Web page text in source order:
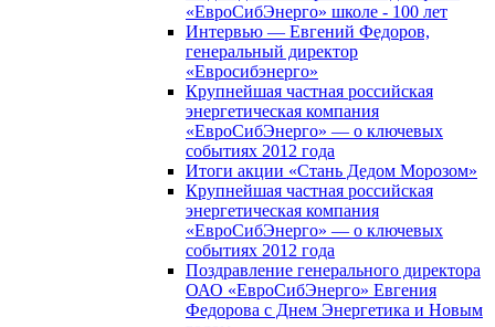
«ЕвроСибЭнерго» школе - 100 лет
Интервью — Евгений Федоров,
генеральный директор
«Евросибэнерго»
Крупнейшая частная российская
энергетическая компания
«ЕвроСибЭнерго» — о ключевых
событиях 2012 года
Итоги акции «Стань Дедом Морозом»
Крупнейшая частная российская
энергетическая компания
«ЕвроСибЭнерго» — о ключевых
событиях 2012 года
Поздравление генерального директора
ОАО «ЕвроСибЭнерго» Евгения
Федорова с Днем Энергетика и Новым